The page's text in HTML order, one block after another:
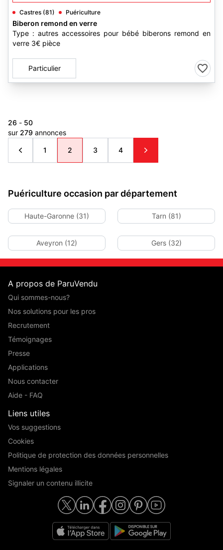
Castres (81) Puériculture
Biberon remond en verre
Type : autres accessoires pour bébé biberons remond en
verre 3€ pièce
Particulier
26 - 50
sur 279 annonces
1 2 3 4
Puériculture occasion par département
Haute-Garonne (31) Tarn (81)
Aveyron (12) Gers (32)
A propos de ParuVendu
Qui sommes-nous?
Nos solutions pour les pros
Recrutement
Témoignages
Presse
Applications
Nous contacter
Aide - FAQ
Liens utiles
Vos suggestions
Cookies
Politique de protection des données personnelles
Mentions légales
Signaler un contenu illicite